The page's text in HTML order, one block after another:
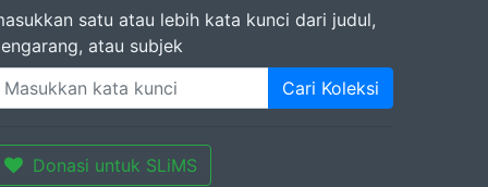
satu atau lebih kata kunci dari judul,
atau subjek
Cari Koleksi
Donasi untuk SLiMS